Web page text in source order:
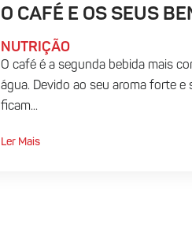
O CAFÉ E OS SEUS
NUTRIÇÃO
O café é a segunda bebida mais
água. Devido ao seu aroma forte
ficam...
Ler Mais